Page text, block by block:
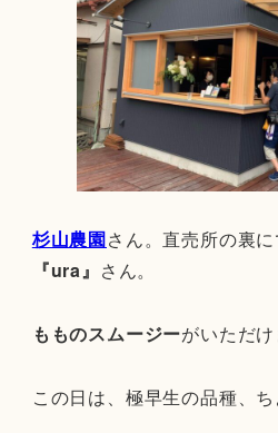
杉山農園さん。直売所の裏
『ura』 さん。
もものスムージーがいただけ
この日は、極早生の品種、ち